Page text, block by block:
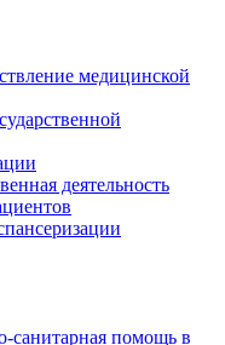
медицинской
деятельность
санитарная помощь в